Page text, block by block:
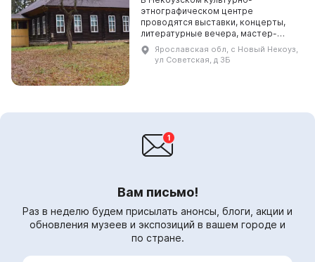
этнографическом центре
проводятся выставки, концерты,
литературные вечера, мастер-
классы и другие мероприятия.
Некоузский культурно-
этнографический центр является
Ярославская обл, с Новый Некоуз,
ул Советская, д 3Б
Вам письмо!
Раз в неделю будем присылать анонсы, блоги, акции и
обновления музеев и экспозиций в вашем городе и
по стране.